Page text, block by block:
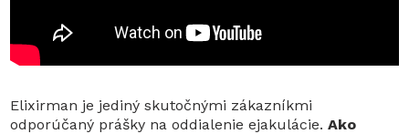
Elixirman je jediný skutočnými zákazníkmi
odporúčaný prášky na oddialenie ejakulácie.Ako